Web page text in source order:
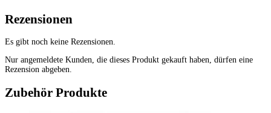
Rezensionen
Es gibt noch keine Rezensionen.
Nur angemeldete Kunden, die dieses Produkt gekauft haben, dürfen eine
Rezension abgeben.
Zubehör Produkte